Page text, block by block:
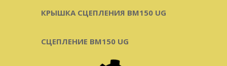
КРЫШКА СЦЕПЛЕНИЯ BM150 UG
СЦЕПЛЕНИЕ BM150 UG